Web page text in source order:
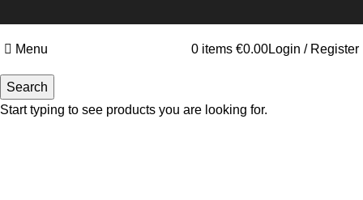
Menu 0 items €0.00Login / Register
Search
Start typing to see products you are looking for.